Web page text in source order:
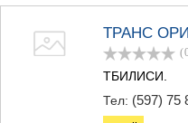
ТРАНС
ТБИЛИСИ.
Тел: (597) 75